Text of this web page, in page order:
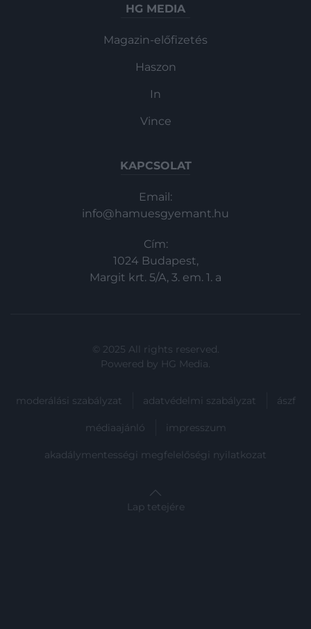
HG MEDIA
Magazin-előfizetés
Haszon
In
Vince
KAPCSOLAT
Email:
info@hamuesgyemant.hu
Cím:
1024 Budapest,
Margit krt. 5/A, 3. em. 1. a
© 2025 All rights reserved.
Powered by HG Media.
moderálási szabályzat adatvédelmi szabályzat ászf
médiaajánló impresszum
akadálymentességi megfelelőségi nyilatkozat
Lap tetejére